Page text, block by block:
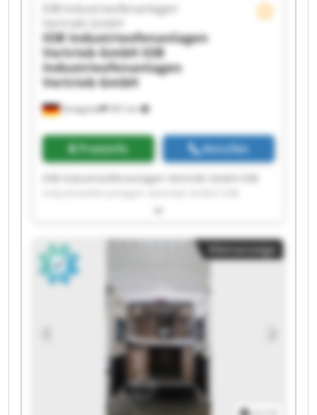
Striegistal 591 km
IOB Industrieofenanlagen
IOB Industrieofenanlagen
Vertrieb GmbHIOB
Industrieofenanlagen
Vertrieb GmbH
Preisinfo Anrufen
IOB Industrieofenanlagen Vertrieb GmbH IOB
Industrieofenanlagen Vertrieb GmbH IOB
Industrieofenanlagen Vertrieb GmbH IOB
Industrieofenanlagen Vertrieb GmbH IOB
Industrieofenanlagen Vertrieb GmbH IOB
Industrieofenanlagen Vertrieb GmbH IOB
Industrieofenanlagen Vertrieb GmbH IOB
Industrieofenanlagen Vertrieb GmbH IOB
Industrieofenanlagen Vertrieb GmbH IOB
Industrieofenanlagen Vertrieb GmbH IOB
Industrieofenanlagen Vertrieb GmbH IOB
Industrieofenanlagen Vertrieb GmbH IOB
Industrieofenanlagen Vertrieb GmbH IOB
Kleinanzeige